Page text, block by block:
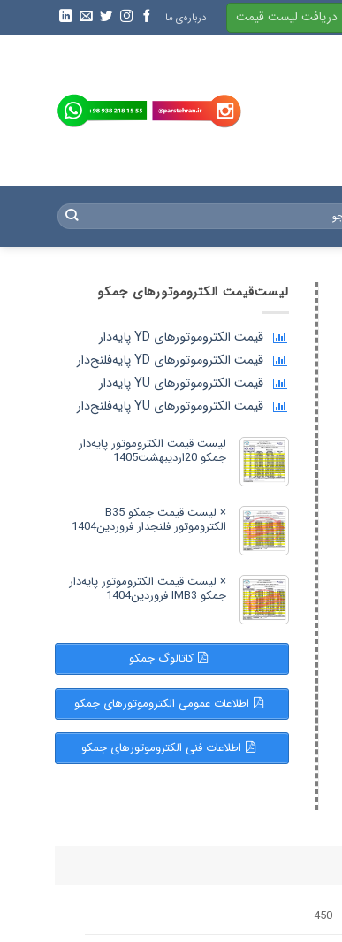
دریافت لیست قیمت درباره‌ی ما
لیست‌قیمت الکتروموتورهای جمکو
قیمت الکتروموتورهای YD پایه‌دار
قیمت الکتروموتورهای YD پایه‌فلنج‌دار
قیمت الکتروموتورهای YU پایه‌دار
قیمت الکتروموتورهای YU پایه‌فلنج‌دار
لیست قیمت الکتروموتور پایه‌دار
جمکو 20اردیبهشت1405
× لیست قیمت جمکو B35
الکتروموتور فلنجدار فروردین1404
× لیست قیمت الکتروموتور پایه‌دار
جمکو IMB3 فروردین1404
کاتالوگ جمکو
اطلاعات عمومی الکتروموتورهای جمکو
اطلاعات فنی الکتروموتورهای جمکو
450